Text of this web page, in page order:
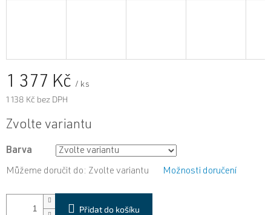
1 377 Kč / ks
1 138 Kč bez DPH
Měrná
Zvolte variantu
Barva
Můžeme doručit do: Zvolte variantu Možnosti doručení
Přidat do košíku